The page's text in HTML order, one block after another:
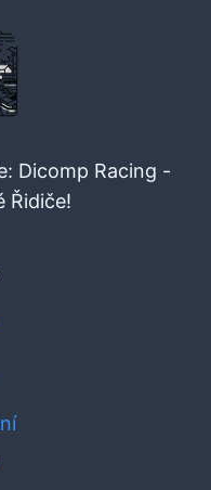
Dicomp Racing -
Řidiče!